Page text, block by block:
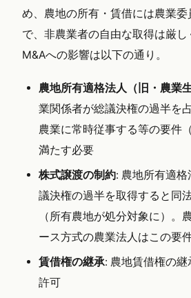
め、農地の所有・賃借には農業
で、非農業者の自由な取得は厳し
M&Aへの影響は以下の通り。
農地所有適格法人（旧・農業
業関係者が総議決権の過半を
農業に常時従事する等の要件
満たす必要
株式譲渡の制約: 農地所有適
議決権の過半を取得すると同
（所有農地が処分対象に）。
ース方式の農業法人はこの要
賃借権の継承: 農地賃借権の
許可